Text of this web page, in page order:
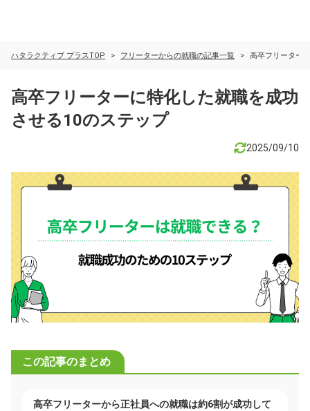
ハタラクティブ プラスTOP フリーターからの就職の記事一覧 高卒フリーター
高卒フリーターに特化した就職を成功
させる10のステップ
2025/09/10
この記事のまとめ
高卒フリーターから正社員への就職は約6割が成功して